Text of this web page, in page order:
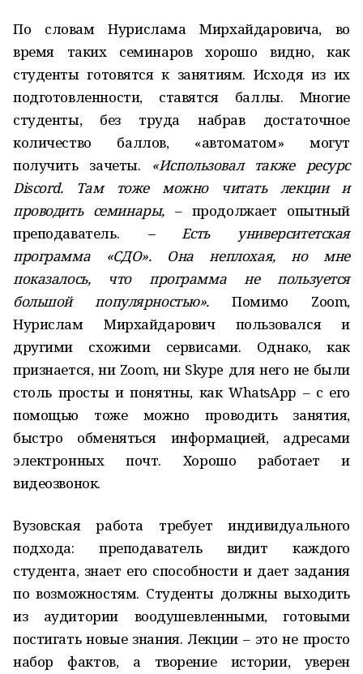
По словам Нурислама Мирхайдаровича, во
время таких семинаров хорошо видно, как
студенты готовятся к занятиям. Исходя из их
подготовленности, ставятся баллы. Многие
студенты, без труда набрав достаточное
количество баллов, «автоматом» могут
получить зачеты. «Использовал также ресурс
Discord. Там тоже можно читать лекции и
проводить семинары, – продолжает опытный
преподаватель. – Есть университетская
программа «СДО». Она неплохая, но мне
показалось, что программа не пользуется
большой популярностью».Помимо Zoom,
Нурислам Мирхайдарович пользовался и
другими схожими сервисами. Однако, как
признается, ни Zoom, ни Skype для него не были
столь просты и понятны, как WhatsApp – с его
помощью тоже можно проводить занятия,
быстро обменяться информацией, адресами
электронных почт. Хорошо работает и
видеозвонок.
Вузовская работа требует индивидуального
подхода: преподаватель видит каждого
студента, знает его способности и дает задания
по возможностям. Студенты должны выходить
из аудитории воодушевленными, готовыми
постигать новые знания. Лекции – это не просто
набор фактов, а творение истории, уверен